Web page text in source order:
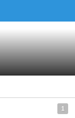
1